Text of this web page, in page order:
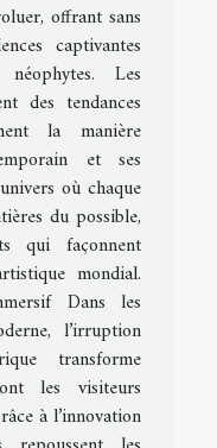
offrant sans
captivantes
Les
des tendances
la manière
et ses
où chaque
du possible,
qui façonnent
mondial.
Dans les
l’irruption
transforme
les visiteurs
à l’innovation